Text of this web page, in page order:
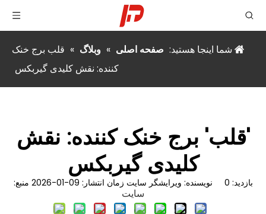
شما اینجا هستید: صفحه اصلی » وبلاگ » قلب برج خنک
کننده: نقش کلیدی گیربکس
'قلب' برج خنک کننده: نقش
کلیدی گیربکس
بازدید: 0 نویسنده: ویرایشگر سایت زمان انتشار: 09-01-2026 منبع:
سایت